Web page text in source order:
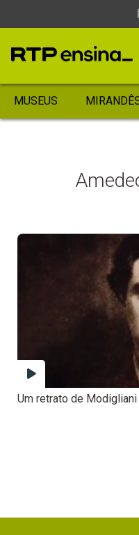
MUSEUS
Um retrato de Modigliani